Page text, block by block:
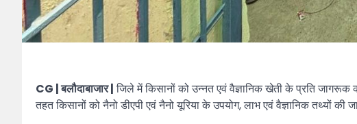
CG | बलौदाबाजार |जिले में किसानों को उन्नत एवं वैज्ञानिक खेती के प्रति जागरूक
तहत किसानों को नैनो डीएपी एवं नैनो यूरिया के उपयोग, लाभ एवं वैज्ञानिक तथ्यों